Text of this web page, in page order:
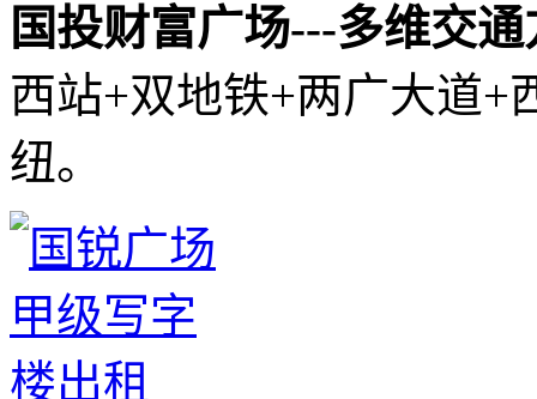
国投财富广场---多维交通
西站+双地铁+两广大道
纽。